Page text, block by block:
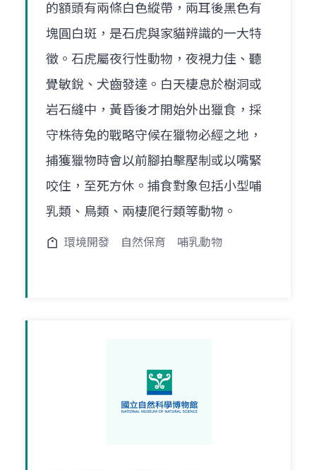
的額頭有兩條白色縱帶，兩耳後黑色有
塊圓白斑，是石虎與家貓辨識的一大特
徵。石虎屬夜行性動物，夜視力佳、聽
覺敏銳、犬齒發達。白天棲息於樹洞或
岩石縫中，黃昏後才開始外出獵食，採
守株待兔的戰略守候在獵物必經之地，
捕獲獵物時會以前腳拍擊壓制或以嘴緊
咬住，至死方休。捕食對象包括小型哺
乳類、鳥類、兩棲爬行類等動物。
環境開發 自然保育 哺乳動物